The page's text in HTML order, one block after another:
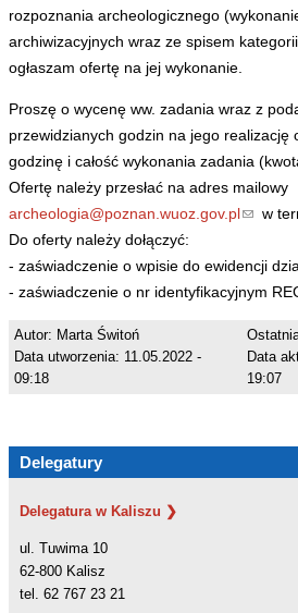
rozpoznania archeologicznego
archiwizacyjnych wraz ze spisem
ogłaszam ofertę na jej wykonanie.
Proszę o wycenę ww. zadania wraz z
przewidzianych godzin na jego realizację
godzinę i całość wykonania zadania
Ofertę należy przesłać na adres mailowy
archeologia@poznan.wuoz.gov.pl(
i
n
e
s
e
w
Do oferty należy dołączyć:
- zaświadczenie o wpisie do ewidencji
- zaświadczenie o nr identyfikacyjnym
Autor: Marta Świtoń
Data utworzenia: 11.05.2022 -
09:18
Data
19:07
Delegatury
Delegatura w Kaliszu ❯
ul. Tuwima 10
62-800 Kalisz
tel. 62 767 23 21